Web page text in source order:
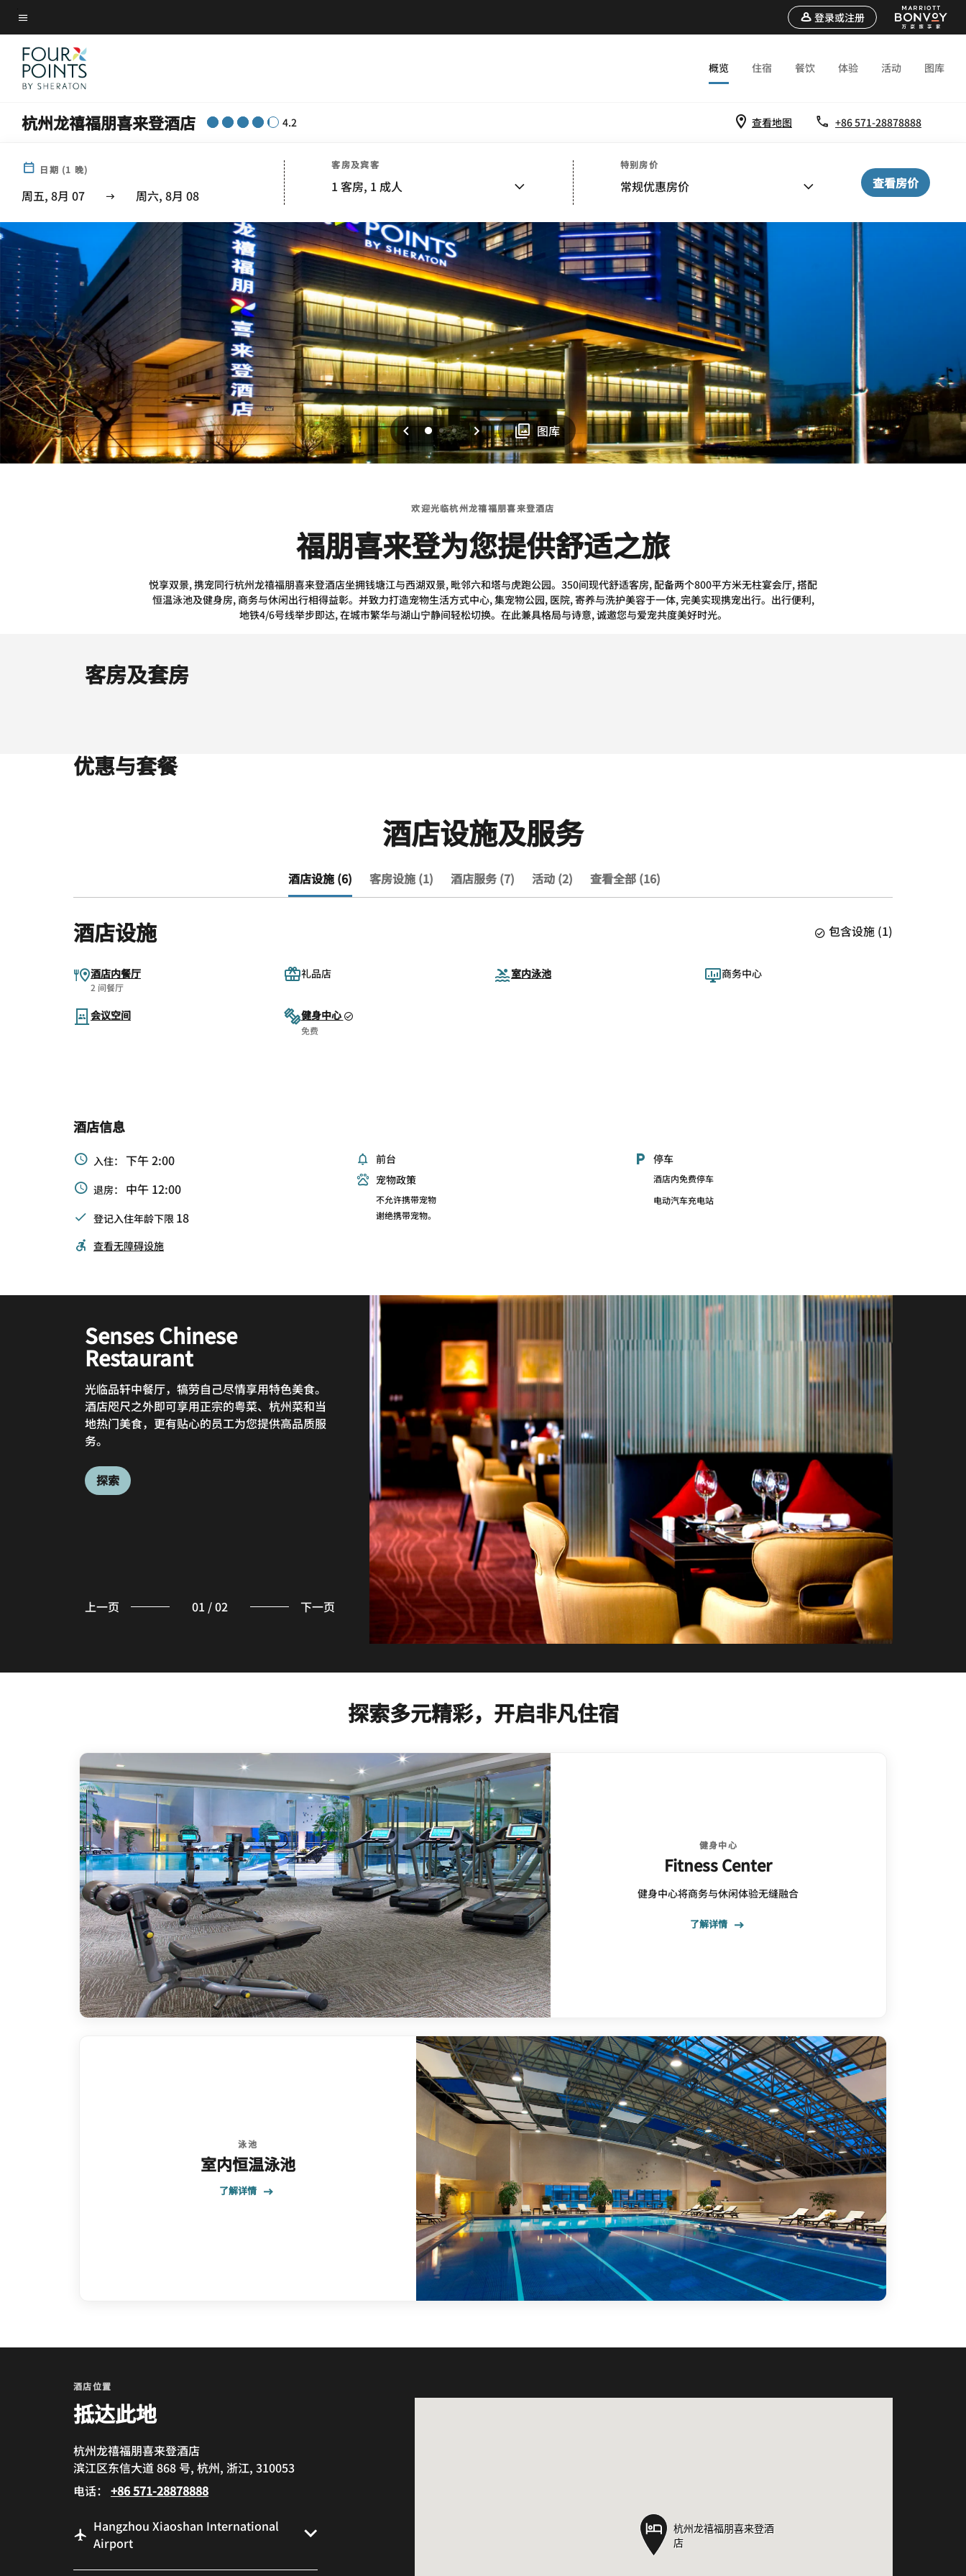
Skip
to
main
content
菜单文本
登录或注册
概览 住宿 餐饮 体验 活动 图库
杭州龙禧福朋喜来登酒店 4.2 查看地图 +86 571-28878888
日期 (1 晚)
周五, 8月 07 周六, 8月 08
客房及宾客
1 客房, 1 成人
特别房价
常规优惠房价 查看房价
上一页
012 下一页 图库
欢迎光临杭州龙禧福朋喜来登酒店
福朋喜来登为您提供舒适之旅
悦享双景, 携宠同行杭州龙禧福朋喜来登酒店坐拥钱塘江与西湖双景, 毗邻六和塔与虎跑公园。350间现代舒适客房, 配备两个800平方米无柱宴会厅, 搭配
恒温泳池及健身房, 商务与休闲出行相得益彰。并致力打造宠物生活方式中心, 集宠物公园, 医院, 寄养与洗护美容于一体, 完美实现携宠出行。出行便利,
地铁4/6号线举步即达, 在城市繁华与湖山宁静间轻松切换。在此兼具格局与诗意, 诚邀您与爱宠共度美好时光。
客房及套房
优惠与套餐
酒店设施及服务
酒店设施 (6) 客房设施 (1) 酒店服务 (7) 活动 (2) 查看全部 (16)
酒店设施 包含设施 (1)
酒店内餐厅
2 间餐厅
礼品店 室内泳池 商务中心
会议空间 健身中心
免费
酒店信息
入住： 下午 2:00
退房： 中午 12:00
登记入住年龄下限 18
查看无障碍设施
前台
宠物政策
不允许携带宠物
谢绝携带宠物。
停车
酒店内免费停车
电动汽车充电站
Senses Chinese
Restaurant
光临品轩中餐厅，犒劳自己尽情享用特色美食。
酒店咫尺之外即可享用正宗的粤菜、杭州菜和当
地热门美食，更有贴心的员工为您提供高品质服
务。
探索
The Eatery All Day Dining
Restaurant
位于二楼的 The Eatery All Day Dining
Restaurant 是一家全日制餐厅，供应正宗的亚洲
风味和国际美食。现场烹饪站、丰盛的自助餐和
囊括多种餐饮选项的点菜菜单为您缔造愉悦惬意
探索
上一页 01 /02 下一页
探索多元精彩，开启非凡住宿
健身中心
Fitness Center
健身中心将商务与休闲体验无缝融合
了解详情
泳池
室内恒温泳池
了解详情
酒店位置
抵达此地
杭州龙禧福朋喜来登酒店
滨江区东信大道 868 号, 杭州, 浙江, 310053
电话： +86 571-28878888
Hangzhou Xiaoshan International
Airport
杭州龙禧福朋喜来登酒
店
杭州龙禧福朋喜来登酒
店